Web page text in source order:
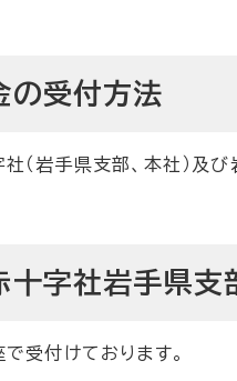
の受付方法
社（岩手県支部、本社）及
十字社岩手県支
受付けております。